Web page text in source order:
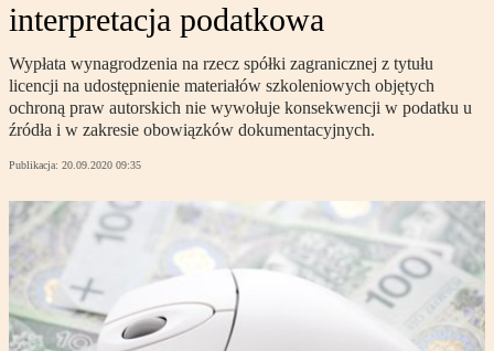
interpretacja podatkowa
Wypłata wynagrodzenia na rzecz spółki zagranicznej z tytułu
licencji na udostępnienie materiałów szkoleniowych objętych
ochroną praw autorskich nie wywołuje konsekwencji w podatku u
źródła i w zakresie obowiązków dokumentacyjnych.
Publikacja: 20.09.2020 09:35